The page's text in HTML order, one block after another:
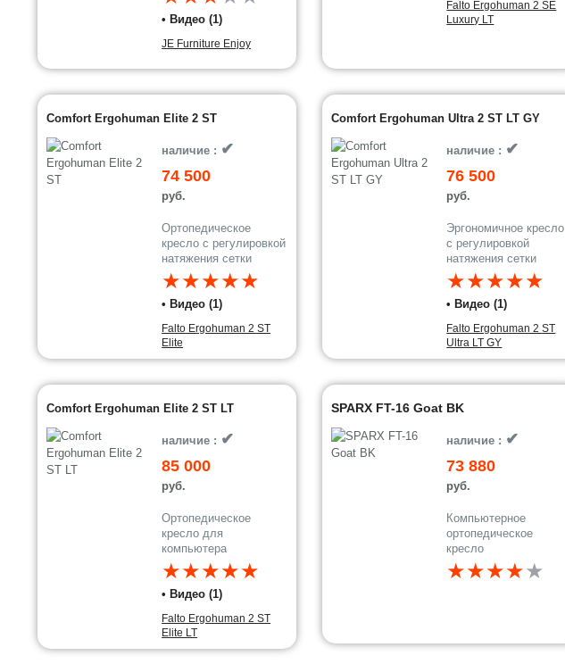
• Видео (1)
JE Furniture Enjoy
Falto Ergohuman 2 SE
Luxury LT
Comfort Ergohuman Elite 2 ST
наличие : ✔
74 500
руб.
Ортопедическое
кресло с регулировкой
натяжения сетки
★★★★★
• Видео (1)
Falto Ergohuman 2 ST
Elite
Comfort Ergohuman Ultra 2 ST LT GY
наличие : ✔
76 500
руб.
Эргономичное кресло
с регулировкой
натяжения сетки
★★★★★
• Видео (1)
Falto Ergohuman 2 ST
Ultra LT GY
Comfort Ergohuman Elite 2 ST LT
наличие : ✔
85 000
руб.
Ортопедическое
кресло для
компьютера
★★★★★
• Видео (1)
Falto Ergohuman 2 ST
Elite LT
SPARX FT-16 Goat BK
наличие : ✔
73 880
руб.
Компьютерное
ортопедическое
кресло
★★★★★